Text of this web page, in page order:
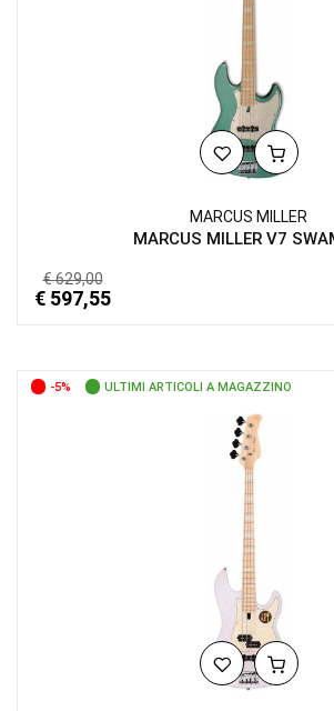
MARCUS MILLER
MARCUS MILLER V7
€ 629,00
€ 597,55
-5% ULTIMI ARTICOLI A MAGAZZINO